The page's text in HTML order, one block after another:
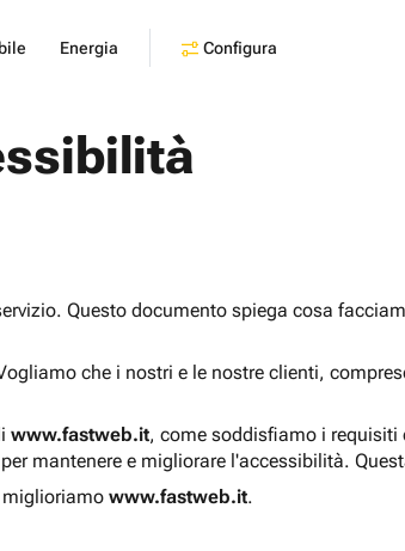
Energia Configura
Questo documento spiega cosa
che i nostri e le nostre clienti,
www.fastweb.it, come soddisfiamo i requisiti
mantenere e migliorare l'accessibilità.
miglioriamo www.fastweb.it.